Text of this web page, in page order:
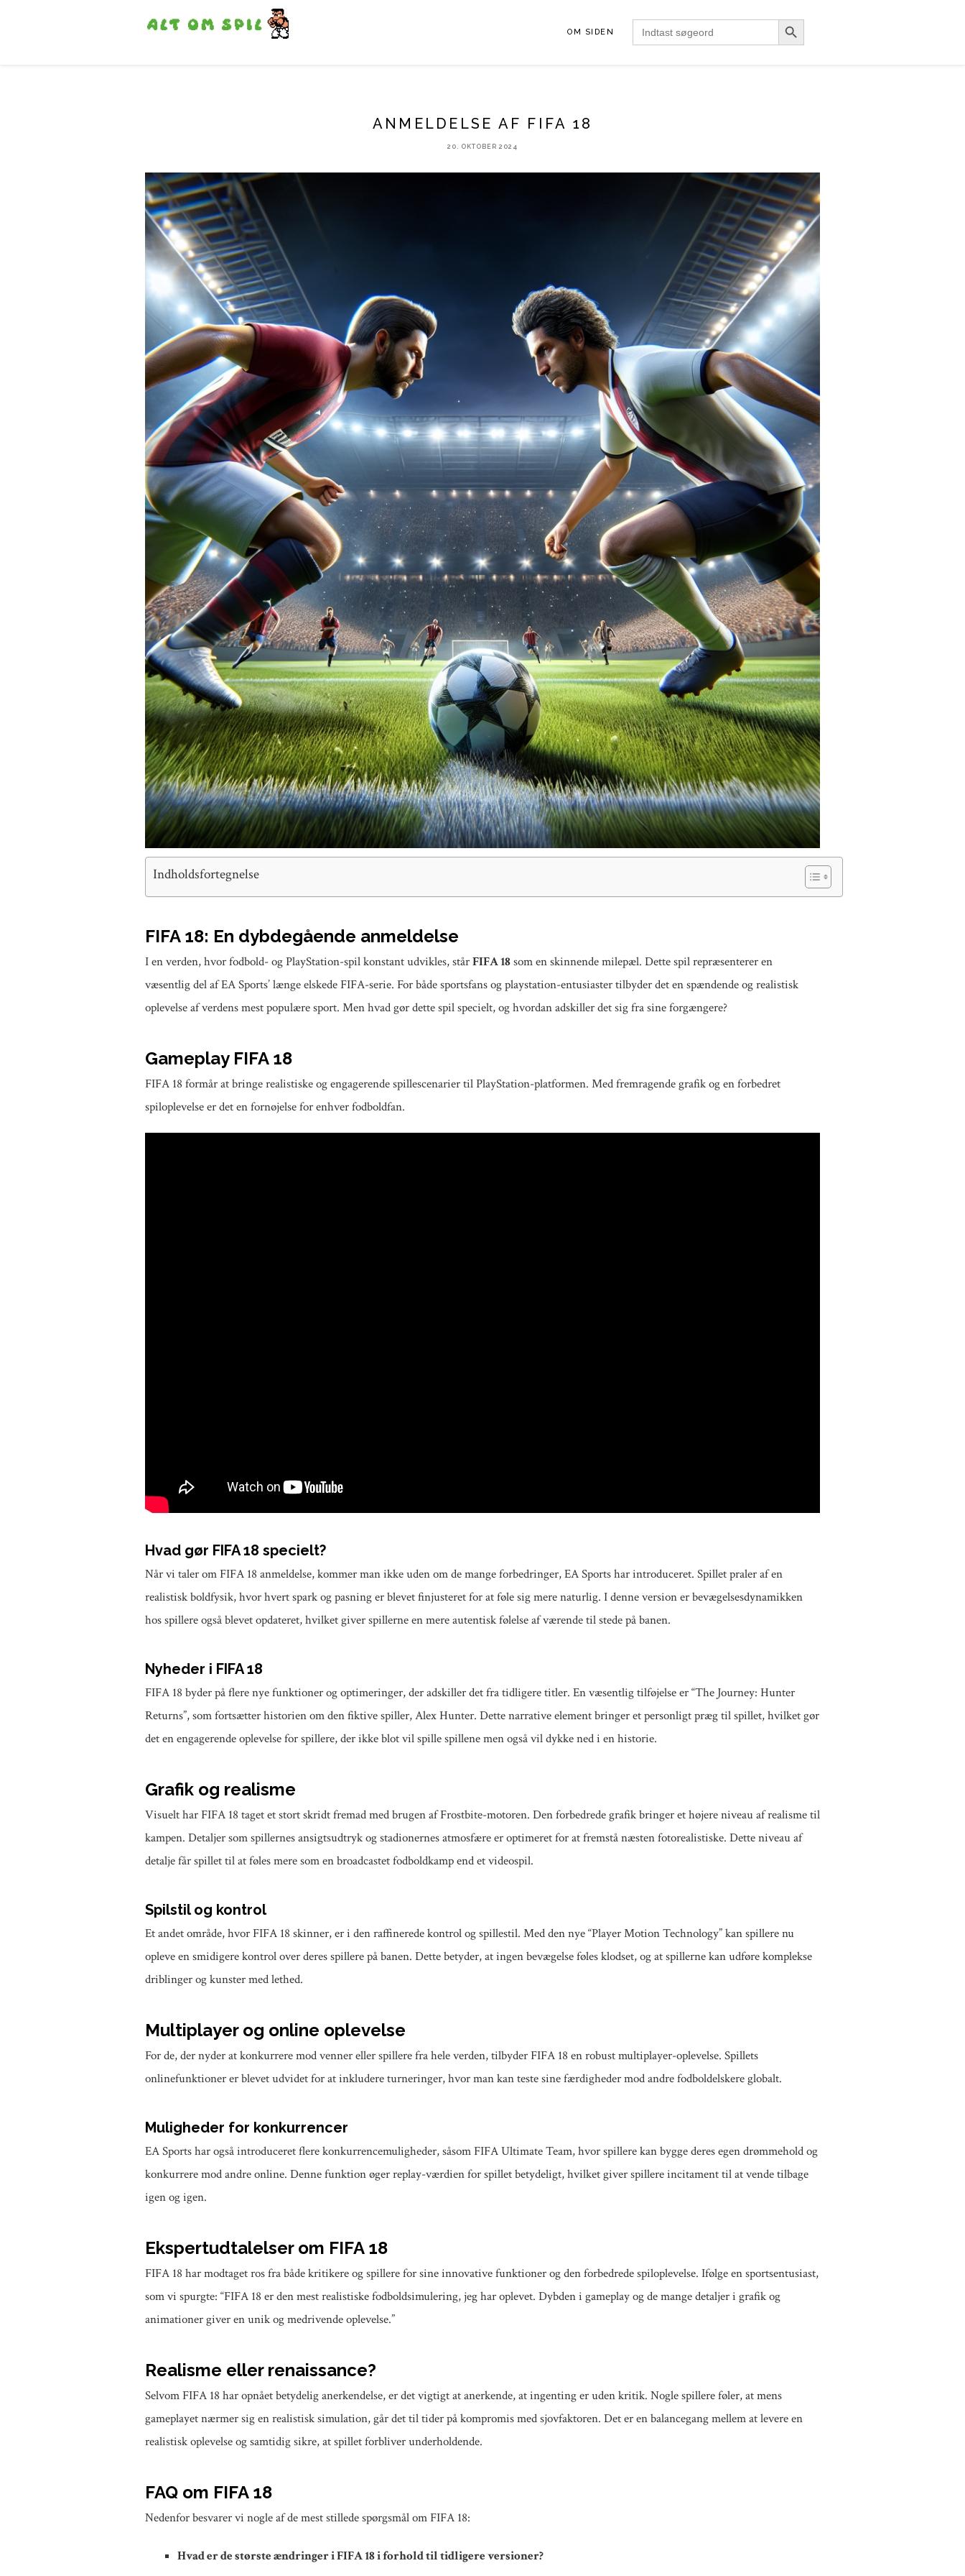
OM SIDEN
Search
for:
Search Button
ANMELDELSE AF FIFA 18
20. OKTOBER 2024
Indholdsfortegnelse
FIFA 18: En dybdegående anmeldelse
I en verden, hvor fodbold- og PlayStation-spil konstant udvikles, stårFIFA 18som en skinnende milepæl. Dette spil repræsenterer en
væsentlig del af EA Sports’ længe elskede FIFA-serie. For både sportsfans og playstation-entusiaster tilbyder det en spændende og realistisk
oplevelse af verdens mest populære sport. Men hvad gør dette spil specielt, og hvordan adskiller det sig fra sine forgængere?
Gameplay FIFA 18
FIFA 18 formår at bringe realistiske og engagerende spillescenarier til PlayStation-platformen. Med fremragende grafik og en forbedret
spiloplevelse er det en fornøjelse for enhver fodboldfan.
Hvad gør FIFA 18 specielt?
Når vi taler om FIFA 18 anmeldelse, kommer man ikke uden om de mange forbedringer, EA Sports har introduceret. Spillet praler af en
realistisk boldfysik, hvor hvert spark og pasning er blevet finjusteret for at føle sig mere naturlig. I denne version er bevægelsesdynamikken
hos spillere også blevet opdateret, hvilket giver spillerne en mere autentisk følelse af værende til stede på banen.
Nyheder i FIFA 18
FIFA 18 byder på flere nye funktioner og optimeringer, der adskiller det fra tidligere titler. En væsentlig tilføjelse er “The Journey: Hunter
Returns”, som fortsætter historien om den fiktive spiller, Alex Hunter. Dette narrative element bringer et personligt præg til spillet, hvilket gør
det en engagerende oplevelse for spillere, der ikke blot vil spille spillene men også vil dykke ned i en historie.
Grafik og realisme
Visuelt har FIFA 18 taget et stort skridt fremad med brugen af Frostbite-motoren. Den forbedrede grafik bringer et højere niveau af realisme til
kampen. Detaljer som spillernes ansigtsudtryk og stadionernes atmosfære er optimeret for at fremstå næsten fotorealistiske. Dette niveau af
detalje får spillet til at føles mere som en broadcastet fodboldkamp end et videospil.
Spilstil og kontrol
Et andet område, hvor FIFA 18 skinner, er i den raffinerede kontrol og spillestil. Med den nye “Player Motion Technology” kan spillere nu
opleve en smidigere kontrol over deres spillere på banen. Dette betyder, at ingen bevægelse føles klodset, og at spillerne kan udføre komplekse
driblinger og kunster med lethed.
Multiplayer og online oplevelse
For de, der nyder at konkurrere mod venner eller spillere fra hele verden, tilbyder FIFA 18 en robust multiplayer-oplevelse. Spillets
onlinefunktioner er blevet udvidet for at inkludere turneringer, hvor man kan teste sine færdigheder mod andre fodboldelskere globalt.
Muligheder for konkurrencer
EA Sports har også introduceret flere konkurrencemuligheder, såsom FIFA Ultimate Team, hvor spillere kan bygge deres egen drømmehold og
konkurrere mod andre online. Denne funktion øger replay-værdien for spillet betydeligt, hvilket giver spillere incitament til at vende tilbage
igen og igen.
Ekspertudtalelser om FIFA 18
FIFA 18 har modtaget ros fra både kritikere og spillere for sine innovative funktioner og den forbedrede spiloplevelse. Ifølge en sportsentusiast,
som vi spurgte: “FIFA 18 er den mest realistiske fodboldsimulering, jeg har oplevet. Dybden i gameplay og de mange detaljer i grafik og
animationer giver en unik og medrivende oplevelse.”
Realisme eller renaissance?
Selvom FIFA 18 har opnået betydelig anerkendelse, er det vigtigt at anerkende, at ingenting er uden kritik. Nogle spillere føler, at mens
gameplayet nærmer sig en realistisk simulation, går det til tider på kompromis med sjovfaktoren. Det er en balancegang mellem at levere en
realistisk oplevelse og samtidig sikre, at spillet forbliver underholdende.
FAQ om FIFA 18
Nedenfor besvarer vi nogle af de mest stillede spørgsmål om FIFA 18:
Hvad er de største ændringer i FIFA 18 i forhold til tidligere versioner?